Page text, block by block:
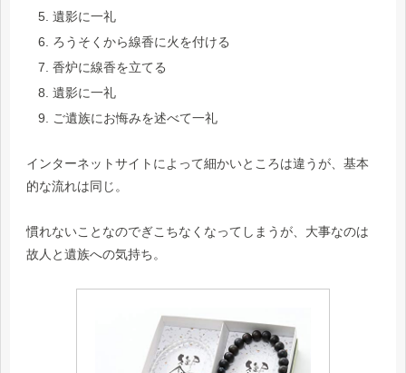
遺影に一礼
ろうそくから線香に火を付ける
香炉に線香を立てる
遺影に一礼
ご遺族にお悔みを述べて一礼
インターネットサイトによって細かいところは違うが、基本
的な流れは同じ。
慣れないことなのでぎこちなくなってしまうが、大事なのは
故人と遺族への気持ち。